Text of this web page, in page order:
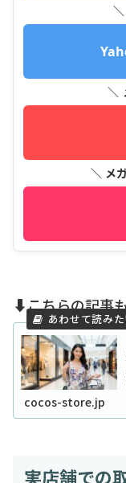
＼
＼ メ
⬇️こちらの記事
cocos-store.jp
実店舗での